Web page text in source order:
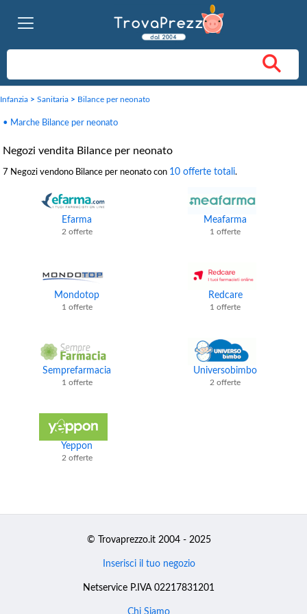
Infanzia > Sanitaria > Bilance per neonato
• Marche Bilance per neonato
Negozi vendita Bilance per neonato
7 Negozi vendono Bilance per neonato con 10 offerte totali.
Efarma
2 offerte
Meafarma
1 offerte
Mondotop
1 offerte
Redcare
1 offerte
Semprefarmacia
1 offerte
Universobimbo
2 offerte
Yeppon
2 offerte
© Trovaprezzo.it 2004 - 2025
Inserisci il tuo negozio
Netservice P.IVA 02217831201
Chi Siamo